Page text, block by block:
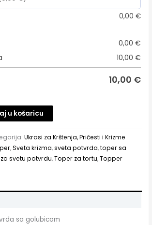
0,00 €
0,00 €
10,00 €
10,00 €
u košaricu
Ukrasi za Krštenja, Pričesti i Krizme
,Sveta krizma,sveta potvrda,toper sa
svetu potvrdu,Toper za tortu,Topper
sa golubicom